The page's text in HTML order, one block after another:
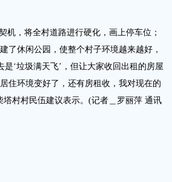
，将全村道路进行硬化，画上停车位；
了休闲公园，使整个村子环境越来越好，
‘垃圾满天飞’，但让大家收回出租的房屋
住环境变好了，还有房租收，我对现在的
村村民伍建议表示。(记者＿罗丽萍 通讯